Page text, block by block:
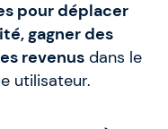
pour déplacer
gagner des
revenusdans le
utilisateur.